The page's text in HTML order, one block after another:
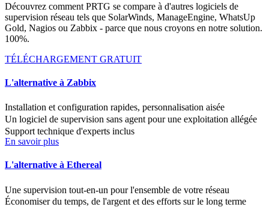
Découvrez comment PRTG se compare à d'autres logiciels de
supervision réseau tels que SolarWinds, ManageEngine, WhatsUp
Gold, Nagios ou Zabbix - parce que nous croyons en notre solution.
100%.
TÉLÉCHARGEMENT GRATUIT
L'alternative à Zabbix
Installation et configuration rapides, personnalisation aisée
Un logiciel de supervision sans agent pour une exploitation allégée
Support technique d'experts inclus
En savoir plus
L'alternative à Ethereal
Une supervision tout-en-un pour l'ensemble de votre réseau
Économiser du temps, de l'argent et des efforts sur le long terme